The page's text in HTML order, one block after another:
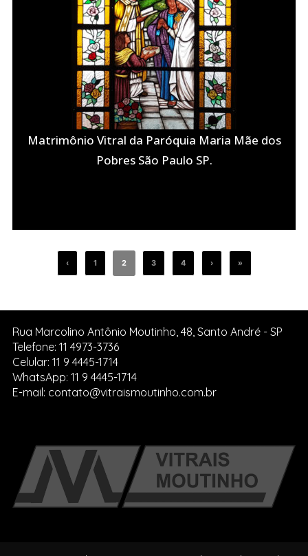
Matrimônio Vitral da Paróquia Maria Mãe dos
Pobres São Paulo SP.
‹ 1 2 3 4 › »
Rua Marcolino Antônio Moutinho, 48, Santo André - SP
Telefone: 11 4973-3736
Celular: 11 9 4445-1714
WhatsApp: 11 9 4445-1714
E-mail: contato@vitraismoutinho.com.br